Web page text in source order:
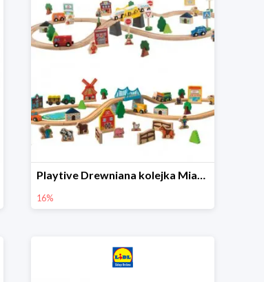
Playtive Drewniana kolejka Miasto lub Farma
16%